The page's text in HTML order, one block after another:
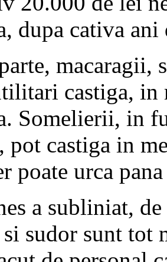
dupa cativa ani
castiga, in
Somelierii, in
pot castiga in
poate urca
a subliniat,
sudor sunt tot